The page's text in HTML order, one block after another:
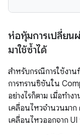
ห่อหุ้มการเปลี่ยน
มาใช้ซ้ำได้
สำหรับกรณีการใช้งาน
การทรานซิชันใน
อย่างไรก็ตาม เมื่อทำ
เคลื่อนไหวจำนวนมา
เคลื่อนไหวออกจาก